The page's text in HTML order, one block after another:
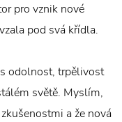
pro vznik nové
pod svá křídla.
odolnost, trpělivost
světě. Myslím,
a že nová